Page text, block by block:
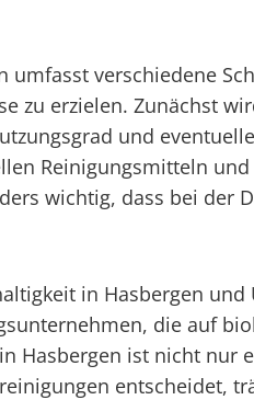
umfasst verschiedene
zu erzielen. Zunächst
und
Reinigungsmitteln
wichtig, dass bei
in Hasbergen
die auf
Hasbergen ist nicht
entscheidet,